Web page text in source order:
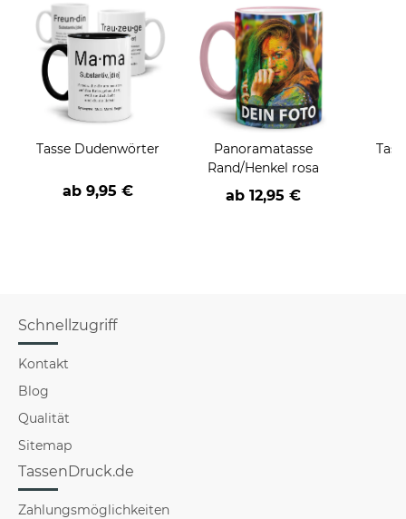
Tasse Dudenwörter
ab 9,95 €
Panoramatasse
Rand/Henkel rosa
ab 12,95 €
Schnellzugriff
Kontakt
Blog
Qualität
Sitemap
TassenDruck.de
Zahlungsmöglichkeiten